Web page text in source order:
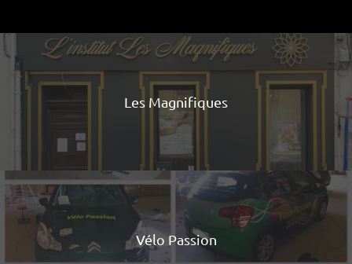
Les Magnifiques
Vélo Passion